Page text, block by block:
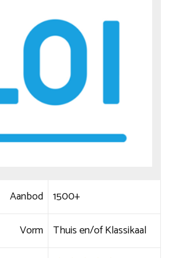
Aanbod 1500+
Vorm Thuis en/of Klassikaal